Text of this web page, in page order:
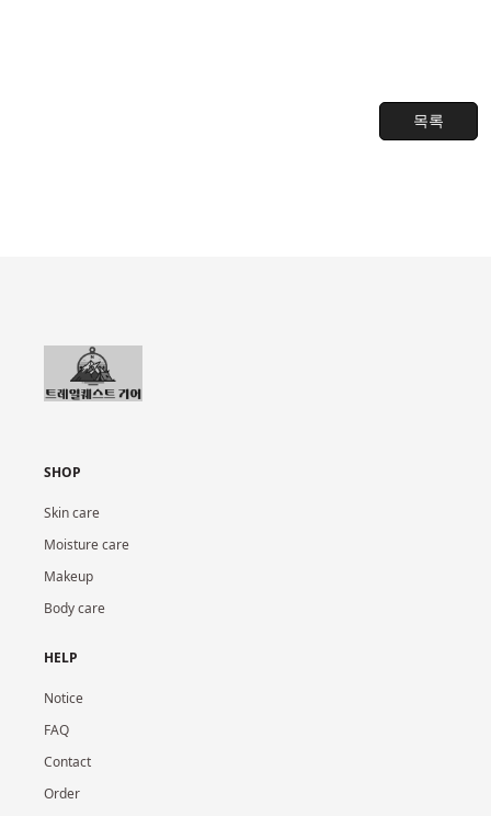
목록
SHOP
Skin care
Moisture care
Makeup
Body care
HELP
Notice
FAQ
Contact
Order